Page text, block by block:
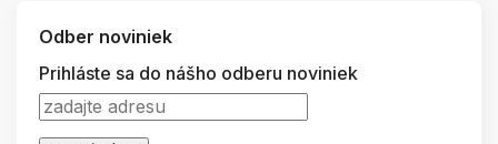
Odber noviniek
Prihláste sa do nášho odberu noviniek